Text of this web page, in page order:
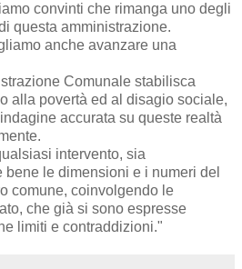
convinti che rimanga uno degli
questa amministrazione.
anche avanzare una
Comunale stabilisca
alla povertà ed al disagio sociale,
accurata su queste realtà
intervento, sia
le dimensioni e i numeri del
comune, coinvolgendo le
che già si sono espresse
limiti e contraddizioni."